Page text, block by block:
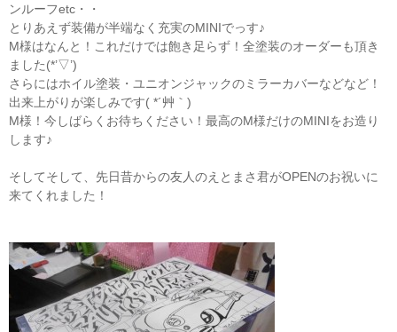
ンルーフetc・・
とりあえず装備が半端なく充実のMINIでっす♪
M様はなんと！これだけでは飽き足らず！全塗装のオーダーも頂き
ました(*’▽’)
さらにはホイル塗装・ユニオンジャックのミラーカバーなどなど！
出来上がりが楽しみです( *´艸｀)
M様！今しばらくお待ちください！最高のM様だけのMINIをお造り
します♪
そしてそして、先日昔からの友人のえとまさ君がOPENのお祝いに
来てくれました！